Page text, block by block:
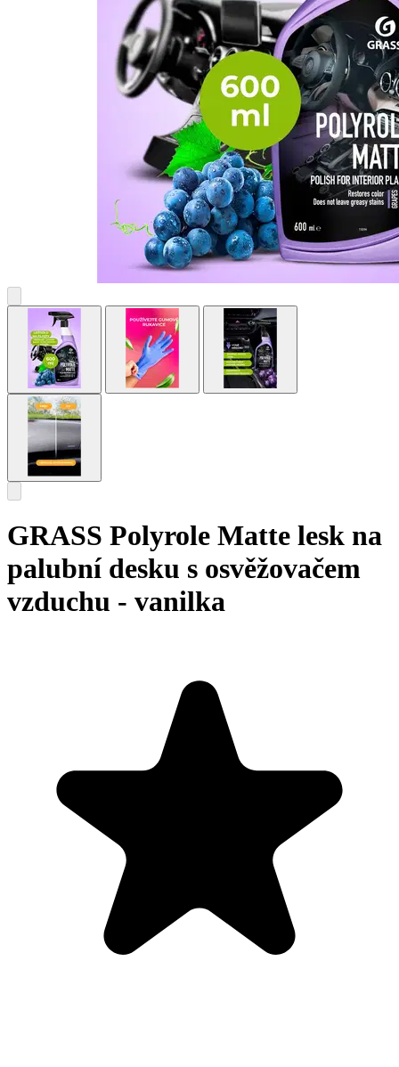
GRASS Polyrole Matte lesk na
palubní desku s osvěžovačem
vzduchu - vanilka